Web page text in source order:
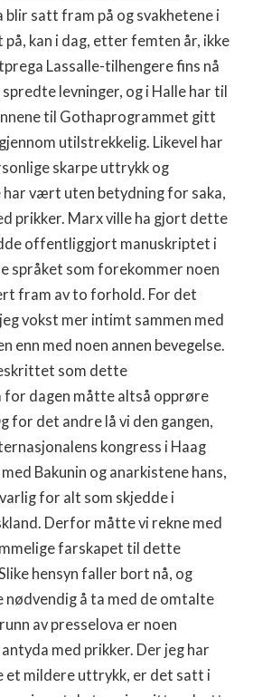
satt fram på og svakhetene i
kan i dag, etter femten år, ikke
Lassalle-tilhengere fins nå
levninger, og i Halle har til
til Gothaprogrammet gitt
utilstrekkelig. Likevel har
skarpe uttrykk og
vært uten betydning for saka,
prikker. Marx ville ha gjort dette
offentliggjort manuskriptet i
språket som forekommer noen
fram av to forhold. For det
vokst mer intimt sammen med
enn med noen annen bevegelse.
som dette
dagen måtte altså opprøre
for det andre lå vi den gangen,
kongress i Haag
Bakunin og anarkistene hans,
for alt som skjedde i
Derfor måtte vi rekne med
farskapet til dette
hensyn faller bort nå, og
nødvendig å ta med de omtalte
av presselova er noen
med prikker. Der jeg har
mildere uttrykk, er det satt i